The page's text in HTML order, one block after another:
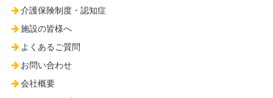
介護保険制度・認知症
施設の皆様へ
よくあるご質問
お問い合わせ
会社概要